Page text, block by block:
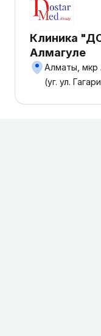
Клиника
Алмагуле
Алматы, мкр
(уг. ул.